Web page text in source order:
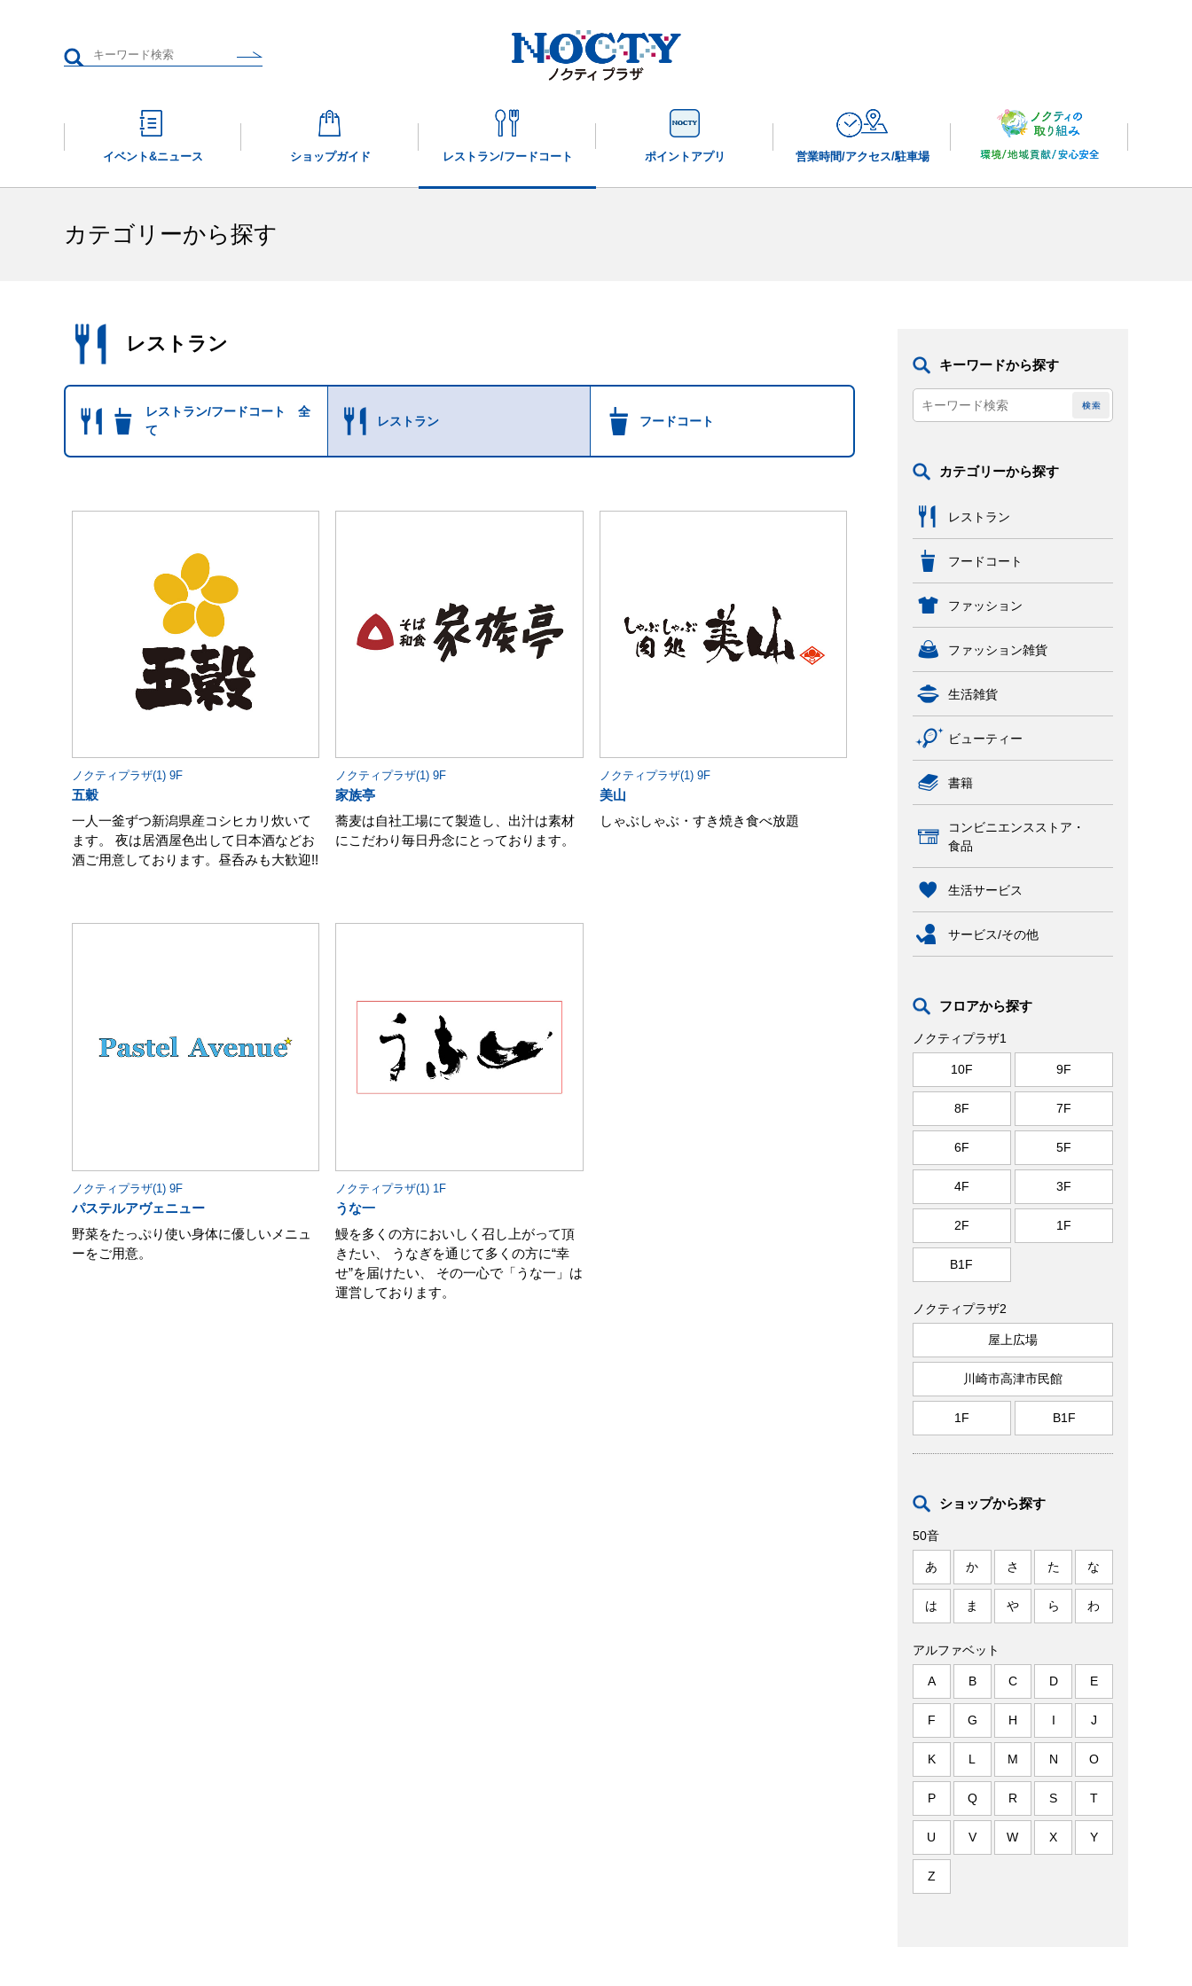
イベント&ニュース ショップガイド レストラン/フードコート ポイントアプリ 営業時間/アクセス/駐車場
カテゴリーから探す
レストラン
レストラン/フードコート 全
て
レストラン フードコート
ノクティプラザ(1) 9F
五穀
一人一釜ずつ新潟県産コシヒカリ炊いて
ます。 夜は居酒屋色出して日本酒などお
酒ご用意しております。昼呑みも大歓迎!!
ノクティプラザ(1) 9F
家族亭
蕎麦は自社工場にて製造し、出汁は素材
にこだわり毎日丹念にとっております。
ノクティプラザ(1) 9F
美山
しゃぶしゃぶ・すき焼き食べ放題
ノクティプラザ(1) 9F
パステルアヴェニュー
野菜をたっぷり使い身体に優しいメニュ
ーをご用意。
ノクティプラザ(1) 1F
うな一
鰻を多くの方においしく召し上がって頂
きたい、 うなぎを通じて多くの方に“幸
せ”を届けたい、 その一心で「うな一」は
運営しております。
キーワードから探す
カテゴリーから探す
レストラン
フードコート
ファッション
ファッション雑貨
生活雑貨
ビューティー
書籍
コンビニエンスストア・
食品
生活サービス
サービス/その他
フロアから探す
ノクティプラザ1
10F 9F
8F 7F
6F 5F
4F 3F
2F 1F
B1F
ノクティプラザ2
屋上広場
川崎市高津市民館
1F B1F
ショップから探す
50音
あ か さ た な
は ま や ら わ
アルファベット
A B C D E
F G H I J
K L M N O
P Q R S T
U V W X Y
Z